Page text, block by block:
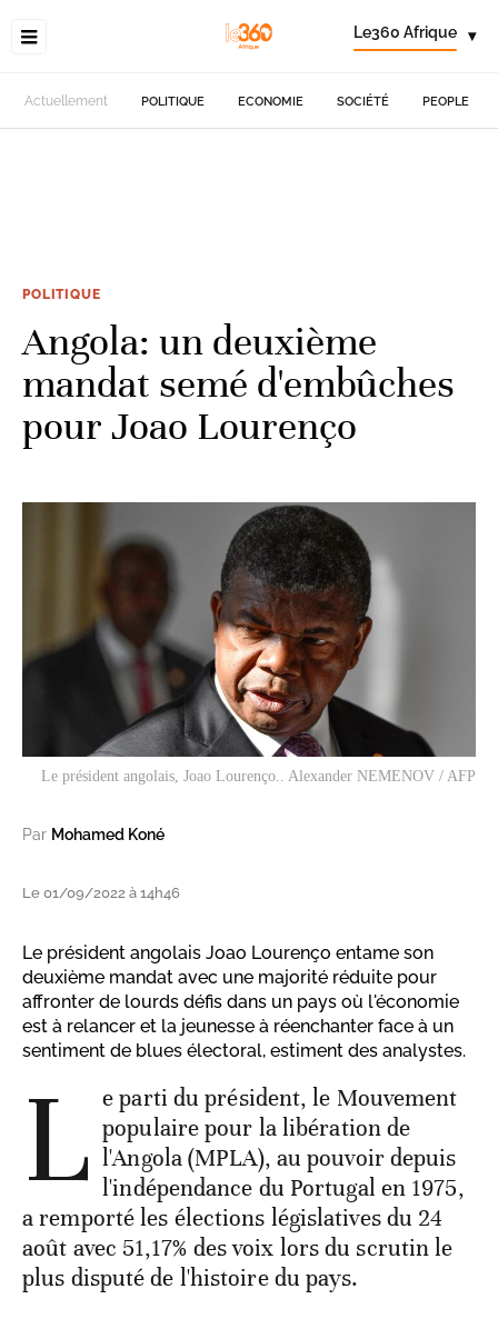
Le360 Afrique ▾
Actuellement POLITIQUE ECONOMIE SOCIÉTÉ PEOPLE
POLITIQUE
Angola: un deuxième
mandat semé d'embûches
pour Joao Lourenço
Le président angolais, Joao Lourenço.. Alexander NEMENOV / AFP
Par Mohamed Koné
Le 01/09/2022 à 14h46
Le président angolais Joao Lourenço entame son
deuxième mandat avec une majorité réduite pour
affronter de lourds défis dans un pays où l'économie
est à relancer et la jeunesse à réenchanter face à un
sentiment de blues électoral, estiment des analystes.
L e parti du président, le Mouvement
populaire pour la libération de
l'Angola (MPLA), au pouvoir depuis
l'indépendance du Portugal en 1975,
a remporté les élections législatives du 24
août avec 51,17% des voix lors du scrutin le
plus disputé de l'histoire du pays.